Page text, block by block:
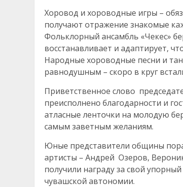
Хоровод и хороводные игры –
получают отражение знакомые
Фольклорный ансамбль «Чекес»
восстанавливает и адаптирует,
Народные хороводные песни и
равнодушным – скоро в круг
Приветственное слово
преисполнено благодарности и
атласные ленточки на молодую
самым заветным желаниям.
Юные представители общины
артисты – Андрей Озеров,
получили награду за свой
чувашской автономии.